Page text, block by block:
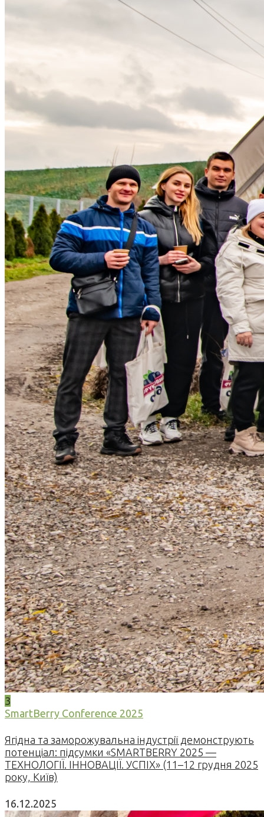
3
SmartBerry Conference 2025
Ягідна та заморожувальна індустрії демонструють
потенціал: підсумки «SMARTBERRY 2025 —
ТЕХНОЛОГІЇ. ІННОВАЦІЇ. УСПІХ» (11–12 грудня 2025
року, Київ)
16.12.2025